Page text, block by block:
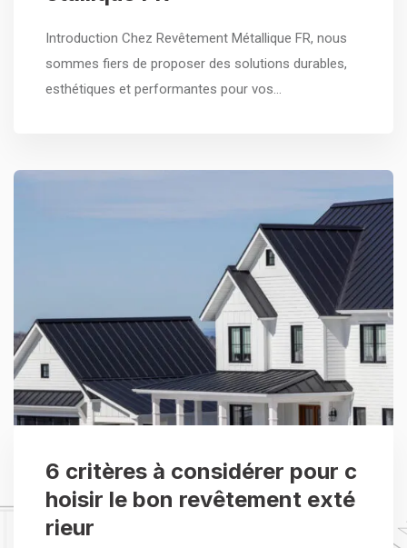
Introduction Chez Revêtement Métallique FR, nous
sommes fiers de proposer des solutions durables,
esthétiques et performantes pour vos…
6 critères à considérer pour c
hoisir le bon revêtement exté
rieur